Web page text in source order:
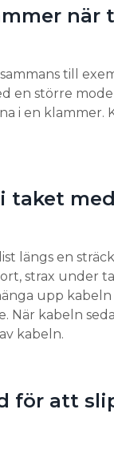
när
till
en större
i en klammer.
taket
längs en
strax under
upp kabeln
När kabeln
kabeln.
för att